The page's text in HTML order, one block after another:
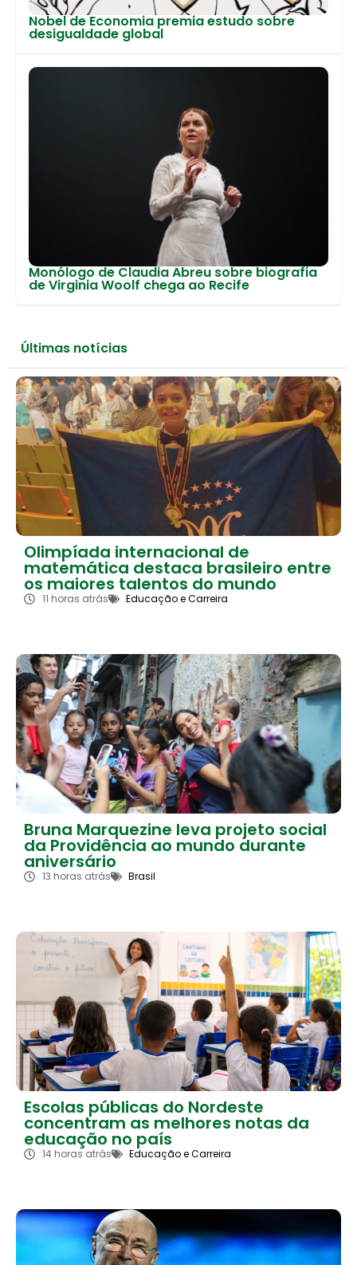
Nobel de Economia premia estudo sobre
desigualdade global
Monólogo de Claudia Abreu sobre biografia
de Virginia Woolf chega ao Recife
Últimas notícias
Olimpíada internacional de
matemática destaca brasileiro entre
os maiores talentos do mundo
11 horas atrás Educação e Carreira
Bruna Marquezine leva projeto social
da Providência ao mundo durante
aniversário
13 horas atrás Brasil
Escolas públicas do Nordeste
concentram as melhores notas da
educação no país
14 horas atrás Educação e Carreira